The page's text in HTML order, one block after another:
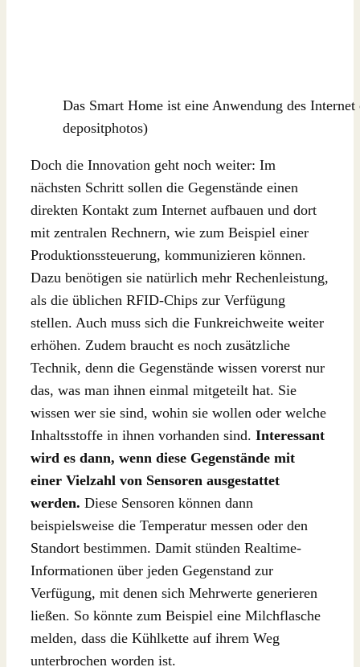
Das Smart Home ist eine Anwendung des
depositphotos)
Doch die Innovation geht noch weiter: Im
nächsten Schritt sollen die Gegenstände einen
direkten Kontakt zum Internet aufbauen und dort
mit zentralen Rechnern, wie zum Beispiel einer
Produktionssteuerung, kommunizieren können.
Dazu benötigen sie natürlich mehr Rechenleistung,
als die üblichen RFID-Chips zur Verfügung
stellen. Auch muss sich die Funkreichweite weiter
erhöhen. Zudem braucht es noch zusätzliche
Technik, denn die Gegenstände wissen vorerst nur
das, was man ihnen einmal mitgeteilt hat. Sie
wissen wer sie sind, wohin sie wollen oder welche
Inhaltsstoffe in ihnen vorhanden sind. Interessant
wird es dann, wenn diese Gegenstände mit
einer Vielzahl von Sensoren ausgestattet
werden. Diese Sensoren können dann
beispielsweise die Temperatur messen oder den
Standort bestimmen. Damit stünden Realtime-
Informationen über jeden Gegenstand zur
Verfügung, mit denen sich Mehrwerte generieren
ließen. So könnte zum Beispiel eine Milchflasche
melden, dass die Kühlkette auf ihrem Weg
unterbrochen worden ist.